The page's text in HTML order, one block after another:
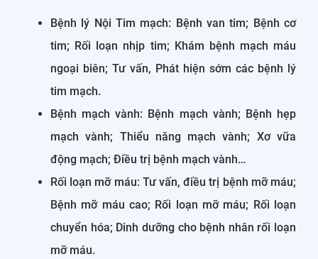
Bệnh lý Nội Tim mạch: Bệnh van tim; Bệnh cơ
tim; Rối loạn nhịp tim; Khám bệnh mạch máu
ngoại biên; Tư vấn, Phát hiện sớm các bệnh lý
tim mạch.
Bệnh mạch vành: Bệnh mạch vành; Bệnh hẹp
mạch vành; Thiểu năng mạch vành; Xơ vữa
động mạch; Điều trị bệnh mạch vành…
Rối loạn mỡ máu: Tư vấn, điều trị bệnh mỡ máu;
Bệnh mỡ máu cao; Rối loạn mỡ máu; Rối loạn
chuyển hóa; Dinh dưỡng cho bệnh nhân rối loạn
mỡ máu.